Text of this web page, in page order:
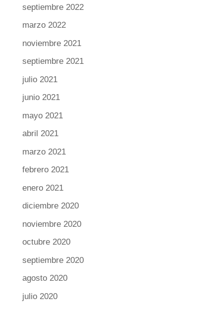
septiembre 2022
marzo 2022
noviembre 2021
septiembre 2021
julio 2021
junio 2021
mayo 2021
abril 2021
marzo 2021
febrero 2021
enero 2021
diciembre 2020
noviembre 2020
octubre 2020
septiembre 2020
agosto 2020
julio 2020